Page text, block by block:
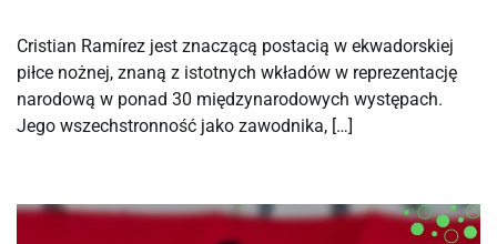
Cristian Ramírez jest znaczącą postacią w ekwadorskiej
piłce nożnej, znaną z istotnych wkładów w reprezentację
narodową w ponad 30 międzynarodowych występach.
Jego wszechstronność jako zawodnika, […]